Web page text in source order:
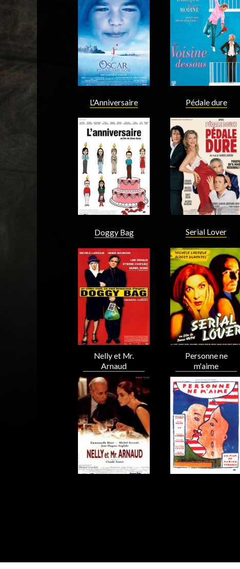
Acteur
Réalisateur
Scenariste
Acteur
Acteur Acteur
L'Anniversaire
Acteur
Pédale dure
Acteur
Doggy Bag
Acteur
Serial Lover
Acteur
Nelly et Mr.
Arnaud
Acteur
Personne ne
m'aime
Acteur